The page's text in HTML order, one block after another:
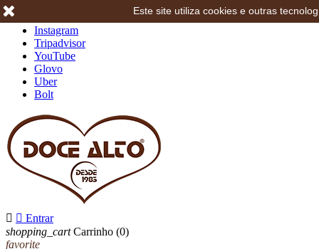
Instagram
Tripadvisor
YouTube
Glovo
Uber
Bolt
  Entrar
shopping_cart Carrinho (0)
favorite
Este site utiliza cookies e outras